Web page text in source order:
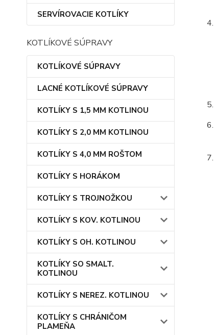
SERVÍROVACIE KOTLÍKY
KOTLÍKOVÉ SÚPRAVY
KOTLÍKOVÉ SÚPRAVY
LACNÉ KOTLÍKOVÉ SÚPRAVY
KOTLÍKY S 1,5 MM KOTLINOU
KOTLÍKY S 2,0 MM KOTLINOU
KOTLÍKY S 4,0 MM ROŠTOM
KOTLÍKY S HORÁKOM
KOTLÍKY S TROJNOŽKOU
KOTLÍKY S KOV. KOTLINOU
KOTLÍKY S OH. KOTLINOU
KOTLÍKY SO SMALT.
KOTLINOU
KOTLÍKY S NEREZ. KOTLINOU
KOTLÍKY S CHRÁNIČOM
PLAMEŇA